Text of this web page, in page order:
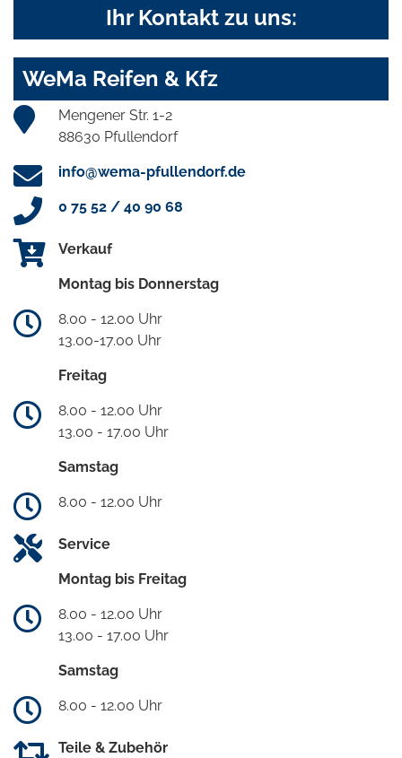
Ihr Kontakt zu uns:
WeMa Reifen & Kfz
Mengener Str. 1-2
88630 Pfullendorf
info@wema-pfullendorf.de
0 75 52 / 40 90 68
Verkauf
Montag bis Donnerstag
8.00 - 12.00 Uhr
13.00-17.00 Uhr
Freitag
8.00 - 12.00 Uhr
13.00 - 17.00 Uhr
Samstag
8.00 - 12.00 Uhr
Service
Montag bis Freitag
8.00 - 12.00 Uhr
13.00 - 17.00 Uhr
Samstag
8.00 - 12.00 Uhr
Teile & Zubehör